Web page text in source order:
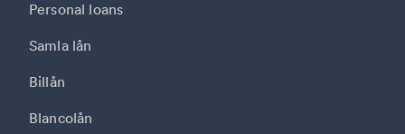
Personal loans
Samla lån
Billån
Blancolån